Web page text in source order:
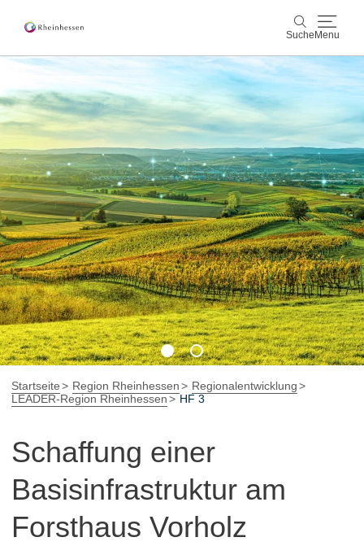
Suche Menu
Wein & Genuss
Aktiv & Natur
Kultur & Städte
Veranstaltungen
Buchung & Service
ShopRheinhessen-Blog Karte
Startseite Region Rheinhessen
Regionalentwicklung
LEADER-Region Rheinhessen
HF 3
Schaffung einer
Basisinfrastruktur am
Forsthaus Vorholz